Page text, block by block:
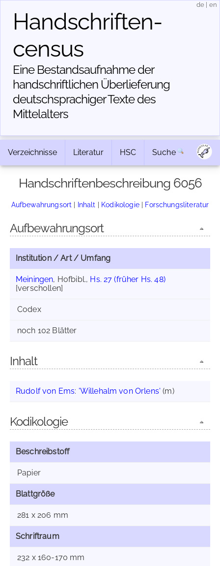
Handschriften­
census
Eine Bestandsaufnahme der
handschriftlichen Über­lieferung
deutschsprachiger Texte des
Mittelalters
de en
Verzeichnisse Literatur HSC Suche
Handschriftenbeschreibung 6056
Aufbewahrungsort | Inhalt | Kodikologie| Forschungsliteratur
Aufbewahrungsort
Institution / Art / Umfang
Meiningen, Hofbibl., Hs. 27 (früher Hs. 48)
[verschollen]
Codex
noch 102 Blätter
Inhalt
Rudolf von Ems: 'Willehalm von Orlens' (m)
Kodikologie
Beschreibstoff
Papier
Blattgröße
281 x 206 mm
Schriftraum
232 x 160-170 mm